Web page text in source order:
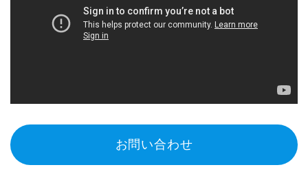
お問い合わせ